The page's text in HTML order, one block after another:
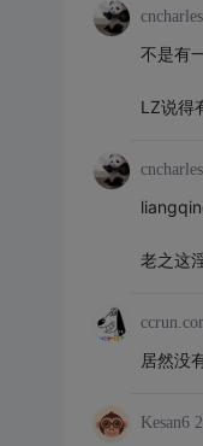
cncharles
不是有
LZ说得
cncharles
老之这
居然没
Kesan6